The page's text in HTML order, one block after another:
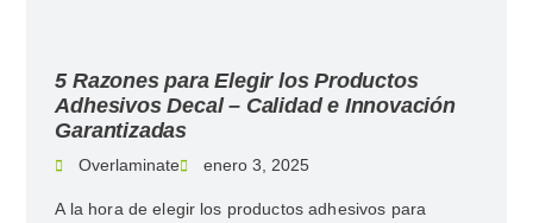
5 Razones para Elegir los Productos
Adhesivos Decal – Calidad e Innovación
Garantizadas
Overlaminate enero 3, 2025
A la hora de elegir los productos adhesivos para